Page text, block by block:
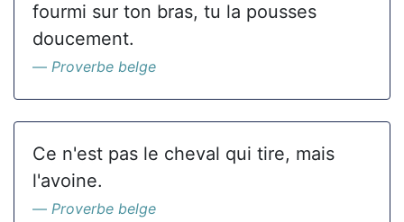
fourmi sur ton bras, tu la pousses
doucement.
Proverbe belge
Ce n'est pas le cheval qui tire, mais
l'avoine.
Proverbe belge